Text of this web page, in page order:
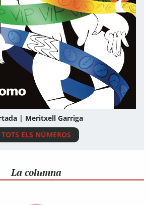
| Meritxell Garriga
TOTS ELS NÚMEROS
La columna